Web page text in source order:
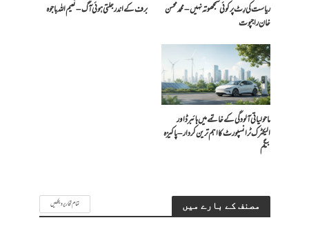
ریاست کی رِٹ پر کوئی سمجھوتہ نہیں – محمد محسن
خان راجپوت
برف کے اندر جلتی ہوئی آگ – نعیم اللہ باجوہ
ماحولیاتی آلودگی کے خاتمے میں ہائبرڈ اور
الیکٹرک ٹرانسپورٹ کا اہم ترین کردار – پاکیزہ
بیگم
مصنف کے بارے میں تمام تحاریر دیکھیں